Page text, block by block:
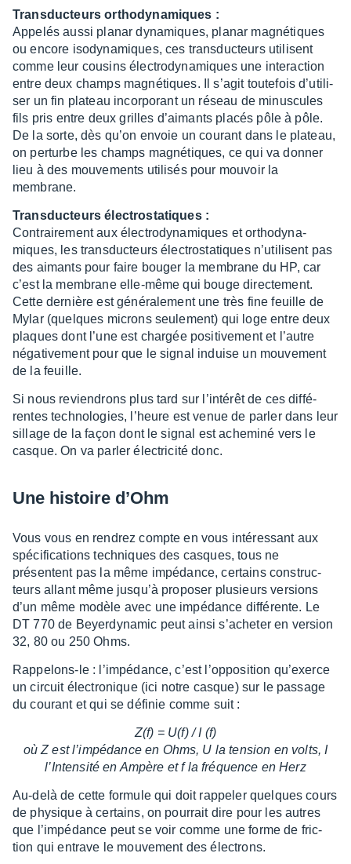
Trans­duc­teurs ortho­dy­na­miques :
Appe­lés aussi planar dyna­miques, planar magné­tiques
ou encore isody­na­miques, ces trans­duc­teurs utilisent
comme leur cousins élec­tro­dy­na­miques une inter­ac­tion
entre deux champs magné­tiques. Il s’agit toute­fois d’uti­li­
ser un fin plateau incor­po­rant un réseau de minus­cules
fils pris entre deux grilles d’ai­mants placés pôle à pôle.
De la sorte, dès qu’on envoie un courant dans le plateau,
on perturbe les champs magné­tiques, ce qui va donner
lieu à des mouve­ments utili­sés pour mouvoir la
membrane.
Trans­duc­teurs élec­tro­sta­tiques :
Contrai­re­ment aux élec­tro­dy­na­miques et ortho­dy­na­
miques, les trans­duc­teurs élec­tro­sta­tiques n’uti­lisent pas
des aimants pour faire bouger la membrane du HP, car
c’est la membrane elle-même qui bouge direc­te­ment.
Cette dernière est géné­ra­le­ment une très fine feuille de
Mylar (quelques microns seule­ment) qui loge entre deux
plaques dont l’une est char­gée posi­ti­ve­ment et l’autre
néga­ti­ve­ment pour que le signal induise un mouve­ment
de la feuille.
Si nous revien­drons plus tard sur l’in­té­rêt de ces diffé­
rentes tech­no­lo­gies, l’heure est venue de parler dans leur
sillage de la façon dont le signal est ache­miné vers le
casque. On va parler élec­tri­cité donc.
Une histoire d’Ohm
Vous vous en rendrez compte en vous inté­res­sant aux
spéci­fi­ca­tions tech­niques des casques, tous ne
présentent pas la même impé­dance, certains construc­
teurs allant même jusqu’à propo­ser plusieurs versions
d’un même modèle avec une impé­dance diffé­rente. Le
DT 770 de Beyer­dy­na­mic peut ainsi s’ache­ter en version
32, 80 ou 250 Ohms.
Rappe­lons-le : l’im­pé­dance, c’est l’op­po­si­tion qu’exerce
un circuit élec­tro­nique (ici notre casque) sur le passage
du courant et qui se défi­nie comme suit :
Z(f) = U(f) / I (f)
où Z est l’im­pé­dance en Ohms, U la tension en volts, I
l’In­ten­sité en Ampère et f la fréquence en Herz
Au-delà de cette formule qui doit rappe­ler quelques cours
de physique à certains, on pour­rait dire pour les autres
que l’im­pé­dance peut se voir comme une forme de fric­
tion qui entrave le mouve­ment des élec­trons.